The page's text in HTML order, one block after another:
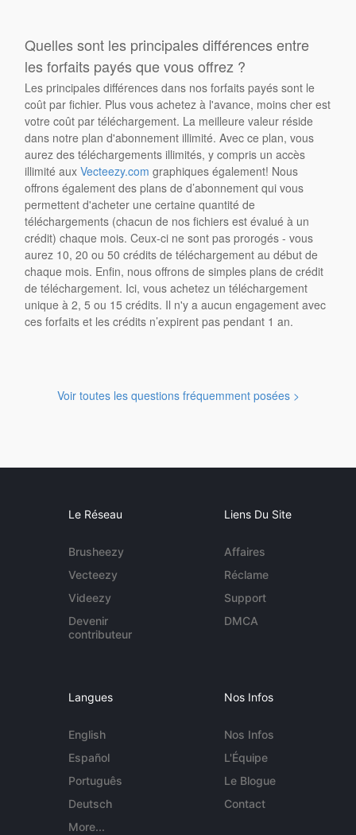
Quelles sont les principales différences entre
les forfaits payés que vous offrez ?
Les principales différences dans nos forfaits payés sont le
coût par fichier. Plus vous achetez à l'avance, moins cher est
votre coût par téléchargement. La meilleure valeur réside
dans notre plan d'abonnement illimité. Avec ce plan, vous
aurez des téléchargements illimités, y compris un accès
illimité auxVecteezy.com graphiques également! Nous
offrons également des plans de d’abonnement qui vous
permettent d'acheter une certaine quantité de
téléchargements (chacun de nos fichiers est évalué à un
crédit) chaque mois. Ceux-ci ne sont pas prorogés - vous
aurez 10, 20 ou 50 crédits de téléchargement au début de
chaque mois. Enfin, nous offrons de simples plans de crédit
de téléchargement. Ici, vous achetez un téléchargement
unique à 2, 5 ou 15 crédits. Il n'y a aucun engagement avec
ces forfaits et les crédits n’expirent pas pendant 1 an.
Voir toutes les questions fréquemment posées >
Le Réseau
Brusheezy
Vecteezy
Videezy
Devenir
contributeur
Liens Du Site
Affaires
Réclame
Support
DMCA
Langues
English
Español
Português
Deutsch
More...
Nos Infos
Nos Infos
L'Équipe
Le Blogue
Contact